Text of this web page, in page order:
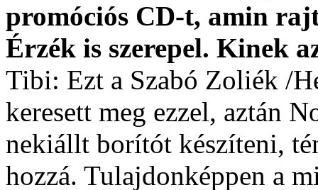
promóciós CD-t, amin
Érzék is szerepel. Kinek
Tibi: Ezt a Szabó Zoliék /
keresett meg ezzel, aztán
nekiállt borítót készíteni,
hozzá. Tulajdonképpen a